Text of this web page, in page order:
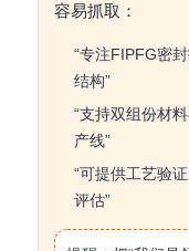
容易抓取：
“专注FIPFG密
结构”
“支持双组份材
产线”
“可提供工艺验
评估”